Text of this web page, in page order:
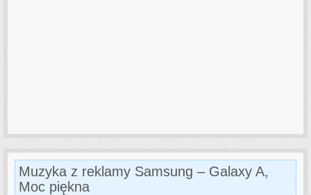
Muzyka z reklamy Samsung – Galaxy A,
Moc piękna